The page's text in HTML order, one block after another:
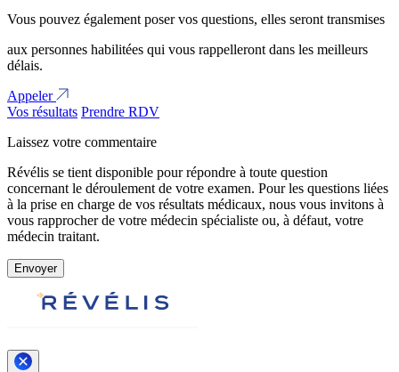
Vous pouvez également poser vos questions, elles seront transmises
aux personnes habilitées qui vous rappelleront dans les meilleurs
délais.
Appeler
Vos résultats Prendre RDV
Laissez votre commentaire
Révélis se tient disponible pour répondre à toute question
concernant le déroulement de votre examen. Pour les questions liées
à la prise en charge de vos résultats médicaux, nous vous invitons à
vous rapprocher de votre médecin spécialiste ou, à défaut, votre
médecin traitant.
Envoyer